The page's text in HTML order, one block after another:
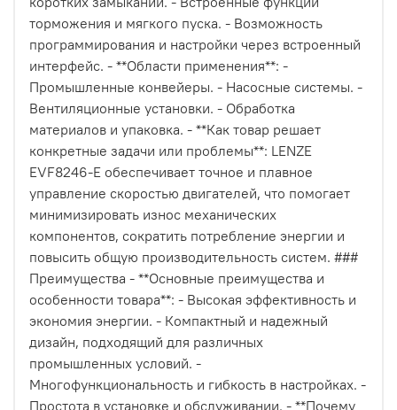
торможения и мягкого пуска. - Возможность
программирования и настройки через встроенный
интерфейс. - **Области применения**: -
Промышленные конвейеры. - Насосные системы. -
Вентиляционные установки. - Обработка
материалов и упаковка. - **Как товар решает
конкретные задачи или проблемы**: LENZE
EVF8246-E обеспечивает точное и плавное
управление скоростью двигателей, что помогает
минимизировать износ механических
компонентов, сократить потребление энергии и
повысить общую производительность систем. ###
Преимущества - **Основные преимущества и
особенности товара**: - Высокая эффективность и
экономия энергии. - Компактный и надежный
дизайн, подходящий для различных
промышленных условий. -
Многофункциональность и гибкость в настройках. -
Простота в установке и обслуживании. - **Почему